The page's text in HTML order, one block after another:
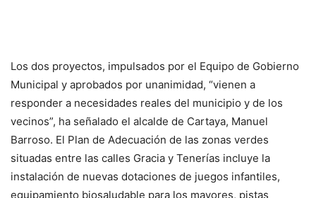
Los dos proyectos, impulsados por el Equipo de Gobierno
Municipal y aprobados por unanimidad, “vienen a
responder a necesidades reales del municipio y de los
vecinos”, ha señalado el alcalde de Cartaya, Manuel
Barroso. El Plan de Adecuación de las zonas verdes
situadas entre las calles Gracia y Tenerías incluye la
instalación de nuevas dotaciones de juegos infantiles,
equipamiento biosaludable para los mayores, pistas